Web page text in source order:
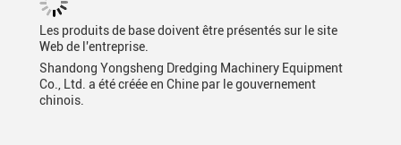
Les produits de base doivent être présentés sur le site
Web de l'entreprise.
Shandong Yongsheng Dredging Machinery Equipment
Co., Ltd. a été créée en Chine par le gouvernement
chinois.